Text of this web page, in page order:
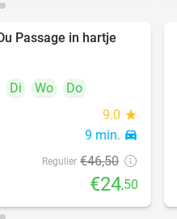
47%
Passage in hartje
Di Wo
Do
9.0 star
9 min. directions_car
Regulier €46,50
€24,50